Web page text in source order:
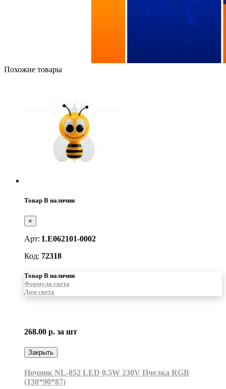
Похожие товары
Товар В наличии
×
Арт: LE062101-0002
Код: 72318
Товар В наличии
Формула света
Дом света
268.00 р. за шт
Закрыть
Ночник NL-852 LED 0,5W 230V Пчелка RGB
(130*90*87)